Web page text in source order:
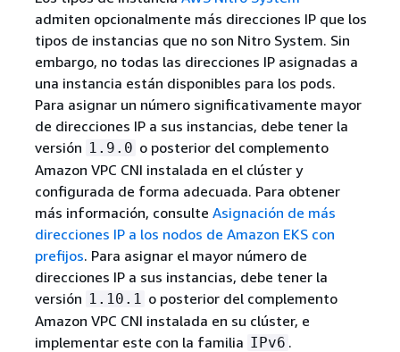
admiten opcionalmente más direcciones IP que los
tipos de instancias que no son Nitro System. Sin
embargo, no todas las direcciones IP asignadas a
una instancia están disponibles para los pods.
Para asignar un número significativamente mayor
de direcciones IP a sus instancias, debe tener la
versión 1.9.0 o posterior del complemento
Amazon VPC CNI instalada en el clúster y
configurada de forma adecuada. Para obtener
más información, consulte Asignación de más
direcciones IP a los nodos de Amazon EKS con
prefijos. Para asignar el mayor número de
direcciones IP a sus instancias, debe tener la
versión 1.10.1 o posterior del complemento
Amazon VPC CNI instalada en su clúster, e
implementar este con la familia IPv6 .